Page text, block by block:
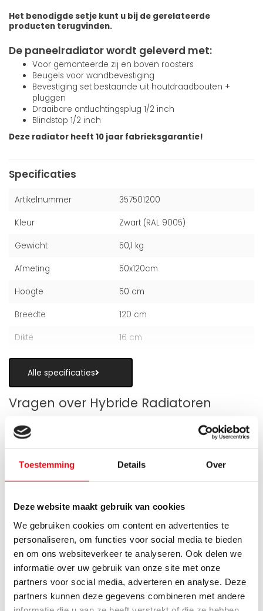
Toestemming Details Over
Deze website maakt gebruik van cookies
We gebruiken cookies om content en advertenties te
personaliseren, om functies voor social media te bieden
en om ons websiteverkeer te analyseren. Ook delen we
informatie over uw gebruik van onze site met onze
partners voor social media, adverteren en analyse. Deze
partners kunnen deze gegevens combineren met andere
Het benodigde setje kunt u bij de gerelateerde
producten terugvinden.
De paneelradiator wordt geleverd met:
Voor gemonteerde zij en boven roosters
Beugels voor wandbevestiging
Bevestiging set bestaande uit houtdraadbouten +
pluggen
Draaibare ontluchtingsplug 1/2 inch
Blindstop 1/2 inch
Deze radiator heeft 10 jaar fabrieksgarantie!
Specificaties
Artikelnummer 357501200
Kleur Zwart (RAL 9005)
Gewicht 50,1 kg
Afmeting 50x120cm
Hoogte 50 cm
Breedte 120 cm
Dikte 16 cm
Alle specificaties
Vragen over Hybride Radiatoren
Is een hybride paneelradiator geschikt
Wanneer zijn de warmteboosters het
meest nuttig?
Wat is technisch gezien een hybride
paneelradiator?